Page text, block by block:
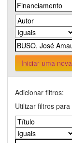
Iniciar uma
Adicionar filtros:
Utilizar filtros